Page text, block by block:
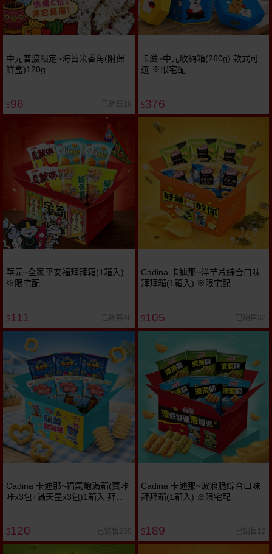
中元普渡限定~海苔米香角(附保
鮮盒)120g
$96 已銷售19
卡滋~中元收納箱(260g) 款式可
選 ※限宅配
$376
華元~全家平安福拜拜箱(1箱入)
※限宅配
$111 已銷售46
Cadina 卡迪那~洋芋片綜合口味
拜拜箱(1箱入) ※限宅配
$105 已銷售32
Cadina 卡迪那~福氣飽滿箱(寶咔
咔x3包+滿天星x3包)1箱入 拜拜
$120 已銷售280
Cadina 卡迪那~波浪脆綜合口味
拜拜箱(1箱入) ※限宅配
$189 已銷售12